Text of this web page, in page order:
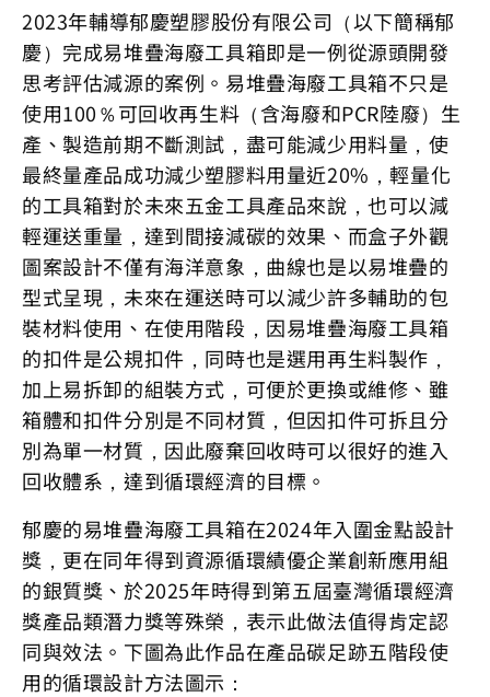
2023年輔導郁慶塑膠股份有限公司（以下簡稱郁
慶）完成易堆疊海廢工具箱即是一例從源頭開發
思考評估減源的案例。易堆疊海廢工具箱不只是
使用100％可回收再生料（含海廢和PCR陸廢）生
產、製造前期不斷測試，盡可能減少用料量，使
最終量產品成功減少塑膠料用量近20%，輕量化
的工具箱對於未來五金工具產品來說，也可以減
輕運送重量，達到間接減碳的效果、而盒子外觀
圖案設計不僅有海洋意象，曲線也是以易堆疊的
型式呈現，未來在運送時可以減少許多輔助的包
裝材料使用、在使用階段，因易堆疊海廢工具箱
的扣件是公規扣件，同時也是選用再生料製作，
加上易拆卸的組裝方式，可便於更換或維修、雖
箱體和扣件分別是不同材質，但因扣件可拆且分
別為單一材質，因此廢棄回收時可以很好的進入
回收體系，達到循環經濟的目標。
郁慶的易堆疊海廢工具箱在2024年入圍金點設計
獎，更在同年得到資源循環績優企業創新應用組
的銀質獎、於2025年時得到第五屆臺灣循環經濟
獎產品類潛力獎等殊榮，表示此做法值得肯定認
同與效法。下圖為此作品在產品碳足跡五階段使
用的循環設計方法圖示：